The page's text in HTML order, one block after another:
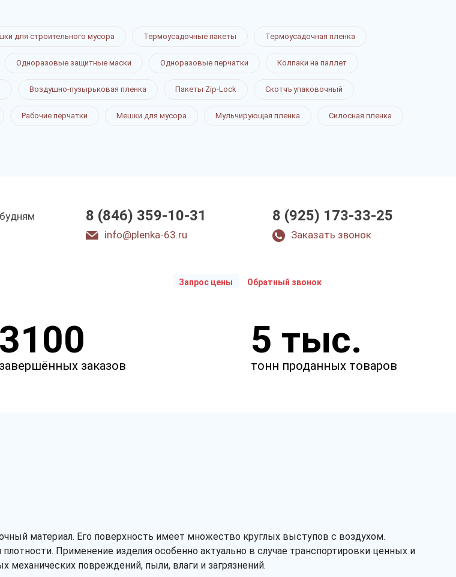
для строительного мусора Термоусадочные пакеты Термоусадочная пленка
Одноразовые защитные маски Одноразовые перчатки Колпаки на паллет
Воздушно-пузырьковая пленка Пакеты Zip-Lock Скотчъ упаковочный
Рабочие перчатки Мешки для мусора Мульчирующая пленка Силосная пленка
8 (846) 359-10-31
info@plenka-63.ru
8 (925) 173-33-25
Заказать звонок
Запрос цены Обратный звонок
Укажите параметры
Чтобы мы смогли рассчитать
стоимость товаров.
3100
завершённых заказов
5 тыс.
тонн проданных товаров
материал. Его поверхность имеет множество круглых выступов с воздухом.
Применение изделия особенно актуально в случае транспортировки ценных и
механических повреждений, пыли, влаги и загрязнений.